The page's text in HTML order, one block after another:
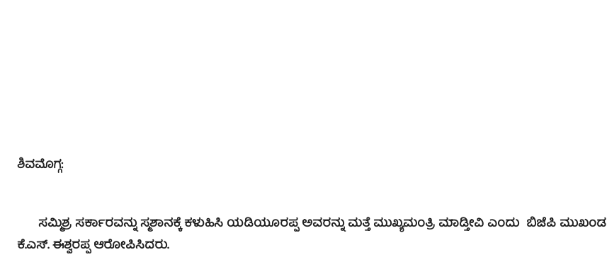
ಶಿವಮೊಗ್ಗ:
ಸಮ್ಮಿಶ್ರ ಸರ್ಕಾರವನ್ನು ಸ್ಮಶಾನಕ್ಕೆ ಕಳುಹಿಸಿ ಯಡಿಯೂರಪ್ಪ ಅವರನ್ನು ಮತ್ತೆ ಮುಖ್ಯಮಂತ್ರಿ ಮಾಡ್ತೀವಿ ಎಂದು ಬಿಜೆಪಿ ಮುಖಂಡ
ಕೆ.ಎಸ್. ಈಶ್ವರಪ್ಪ ಆರೋಪಿಸಿದರು.